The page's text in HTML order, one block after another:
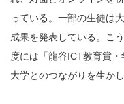
っている。一部の生徒は
成果を発表している。こ
度には「龍谷ICT教育賞・
大学とのつながりを生か